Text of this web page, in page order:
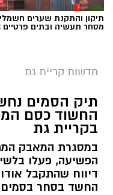
יש לכם מידע חשוב
אותנו
צילומים: משרד
משרד הבריאות
במוצרי שיער
פיקוח שנערך
ההחלקות".
תיקון והתקנת שערים
מסחר תעשיה ובתים פרטיים
חדשות קריית גת
תיק הסמים
החשוד כסם
בקריית גת
במסגרת המאבק
הפשיעה, פעלו
דיווח שהתקבל
החשד בסחר בסמים